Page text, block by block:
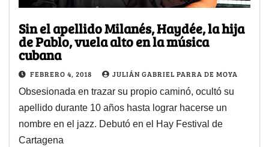
Sin el apellido Milanés, Haydée, la hija
de Pablo, vuela alto en la música
cubana
FEBRERO 4, 2018 JULIÁN GABRIEL PARRA DE MOYA
Obsesionada en trazar su propio caminó, ocultó su
apellido durante 10 años hasta lograr hacerse un
nombre en el jazz. Debutó en el Hay Festival de
Cartagena